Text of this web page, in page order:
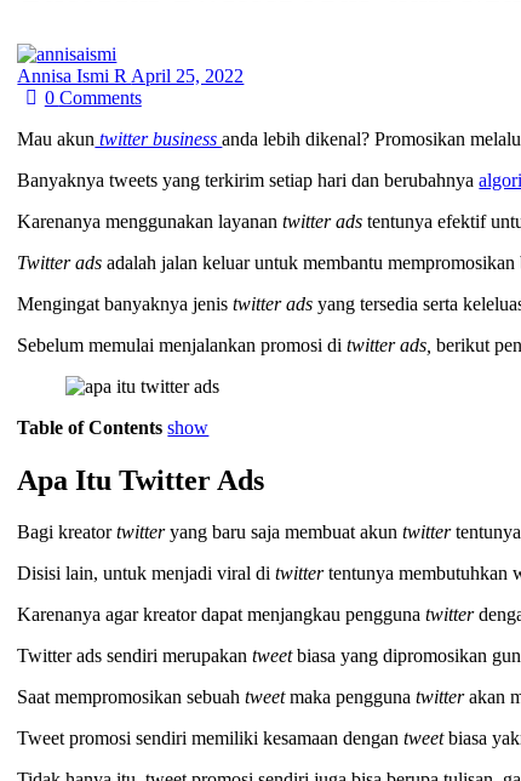
Annisa Ismi RApril 25, 2022
0 Comments
Mau akun twitter businessanda lebih dikenal? Promosikan
Banyaknya tweets yang terkirim setiap hari dan berubahnya
Karenanya menggunakan layanan twitter adstentunya efektif
Twitter adsadalah jalan keluar untuk membantu
Mengingat banyaknya jenis twitter adsyang tersedia serta
Sebelum memulai menjalankan promosi ditwitter ads,berikut
Table of Contents show
Apa Itu Twitter Ads
Bagi kreatortwitteryang baru saja membuat akun twitter
Disisi lain, untuk menjadi viral ditwittertentunya membutuhkan
Karenanya agar kreator dapat menjangkau penggunatwitter
Twitter ads sendiri merupakan tweetbiasa yang dipromosikan
Saat mempromosikan sebuahtweetmaka penggunatwitterakan
Tweet promosi sendiri memiliki kesamaan dengantweetbiasa